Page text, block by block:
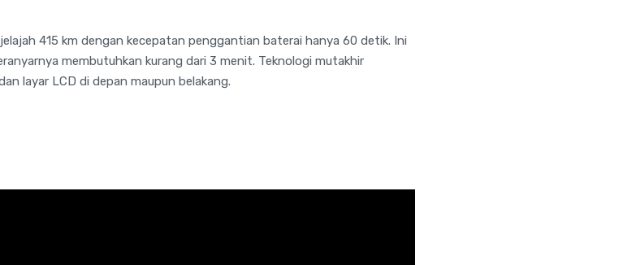
415 km dengan kecepatan penggantian baterai hanya 60 detik. Ini
membutuhkan kurang dari 3 menit. Teknologi mutakhir
layar LCD di depan maupun belakang.